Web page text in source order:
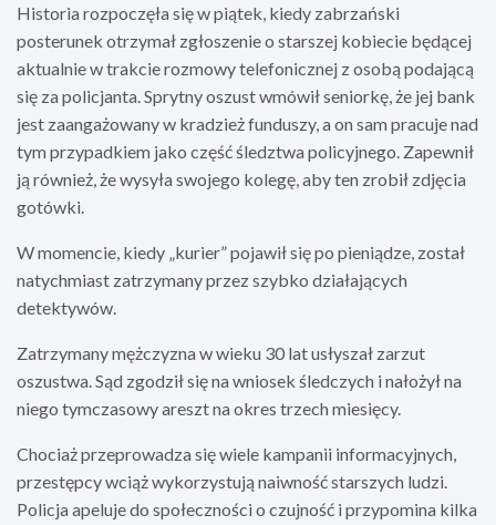
Historia rozpoczęła się w piątek, kiedy zabrzański
posterunek otrzymał zgłoszenie o starszej kobiecie będącej
aktualnie w trakcie rozmowy telefonicznej z osobą podającą
się za policjanta. Sprytny oszust wmówił seniorkę, że jej bank
jest zaangażowany w kradzież funduszy, a on sam pracuje nad
tym przypadkiem jako część śledztwa policyjnego. Zapewnił
ją również, że wysyła swojego kolegę, aby ten zrobił zdjęcia
gotówki.
W momencie, kiedy „kurier” pojawił się po pieniądze, został
natychmiast zatrzymany przez szybko działających
detektywów.
Zatrzymany mężczyzna w wieku 30 lat usłyszał zarzut
oszustwa. Sąd zgodził się na wniosek śledczych i nałożył na
niego tymczasowy areszt na okres trzech miesięcy.
Chociaż przeprowadza się wiele kampanii informacyjnych,
przestępcy wciąż wykorzystują naiwność starszych ludzi.
Policja apeluje do społeczności o czujność i przypomina kilka